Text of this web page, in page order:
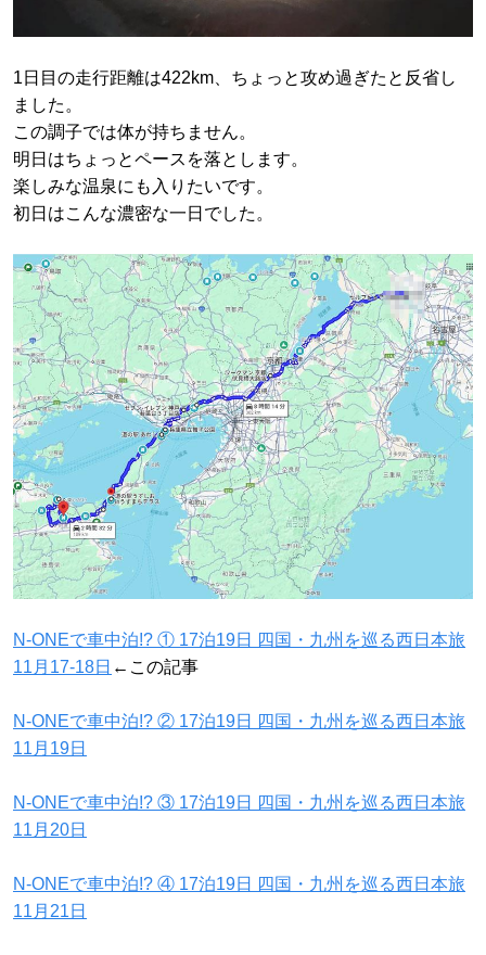
1日目の走行距離は422km、ちょっと攻め過ぎたと反省し
ました。
この調子では体が持ちません。
明日はちょっとペースを落とします。
楽しみな温泉にも入りたいです。
初日はこんな濃密な一日でした。
N-ONEで車中泊!? ① 17泊19日 四国・九州を巡る西日本旅
11月17-18日 ←この記事
N-ONEで車中泊!? ② 17泊19日 四国・九州を巡る西日本旅
11月19日
N-ONEで車中泊!? ③ 17泊19日 四国・九州を巡る西日本旅
11月20日
N-ONEで車中泊!? ④ 17泊19日 四国・九州を巡る西日本旅
11月21日